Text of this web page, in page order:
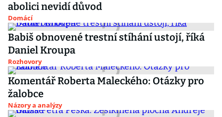
abolici nevidí důvod
Domácí
Babiš obnovené trestní stíhání ustojí, říká
Daniel Kroupa
Rozhovory
Komentář Roberta Maleckého: Otázky pro
žalobce
Názory a analýzy